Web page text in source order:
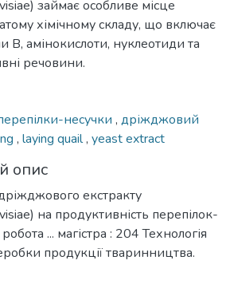
займає особливе місце
хімічному складу, що включає
B, амінокислоти, нуклеотиди та
речовини.
несучки , дріжджовий
, laying quail, yeast extract
опис
екстракту
на продуктивність перепілок-
... магістра : 204 Технологія
продукції тваринництва.